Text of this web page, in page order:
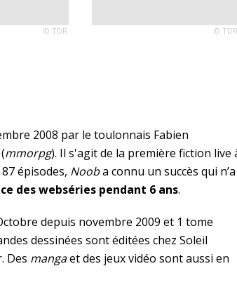
© TDR © TDR
2008 par le toulonnais Fabien
mmorpg). Il s'agit de la première fiction live
épisodes, Nooba connu un succès qui n’a
des webséries pendant 6 ans.
depuis novembre 2009 et 1 tome
dessinées sont éditées chez Soleil
Des mangaet des jeux vidéo sont aussi en